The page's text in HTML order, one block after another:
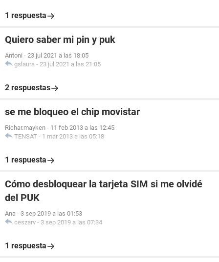
1 respuesta
Quiero saber mi pin y puk
Antoni - 23 jul 2021 a las 18:05
gslaura - 23 jul 2021 a las 21:05
2 respuestas
se me bloqueo el chip movistar
Richar.mayken - 11 feb 2013 a las 12:45
TENSAT - 1 mar 2013 a las 05:18
1 respuesta
Cómo desbloquear la tarjeta SIM si me olvidé
del PUK
Ana - 3 sep 2019 a las 01:53
ceszarv - 3 sep 2019 a las 07:34
1 respuesta